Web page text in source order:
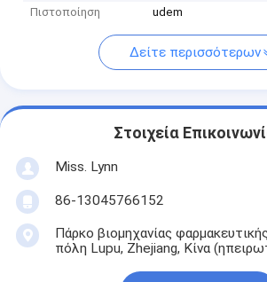
Πιστοποίηση
udem
Δείτε περισσότερων
Στοιχεία
Miss. Lynn
86-13045766152
Πάρκο βιομηχανίας
πόλη Lupu, Zhejiang, Κίνα